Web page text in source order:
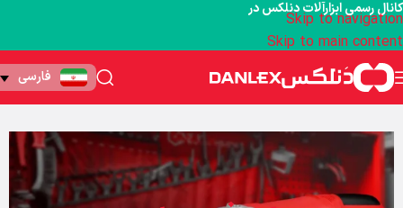
Skip to navigation
Skip to main content
فارسی
کانال رسمی ابزارآلات دنلکس در